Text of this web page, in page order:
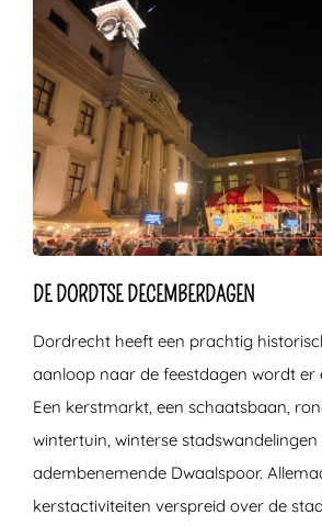
DE DORDTSE DECEMBERDAGEN
Dordrecht heeft een prachtig
aanloop naar de feestdagen wordt er
Een kerstmarkt, een schaatsbaan,
wintertuin, winterse stadswandelingen
adembenemende Dwaalspoor.
kerstactiviteiten verspreid over de